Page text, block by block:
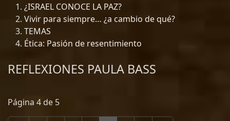
¿ISRAEL CONOCE LA PAZ?
Vivir para siempre… ¿a cambio de qué?
TEMAS
Ética: Pasión de resentimiento
REFLEXIONES PAULA BASS
Página 4 de 5